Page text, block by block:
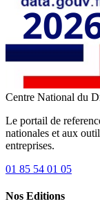
Centre National du
Le portail de
nationales et aux
entreprises.
01 85 54 01 05
Nos Editions